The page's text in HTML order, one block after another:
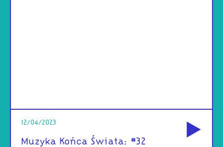
12/04/2023
Muzyka Końca Świata: #32